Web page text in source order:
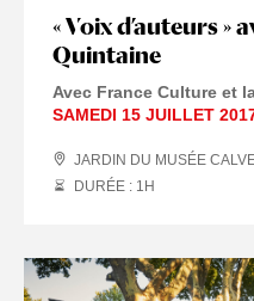
« Voix d’auteurs »
Quintaine
Avec France Culture et
SAMEDI 15 JUILLET
JARDIN DU MUSÉE
DURÉE : 1 H